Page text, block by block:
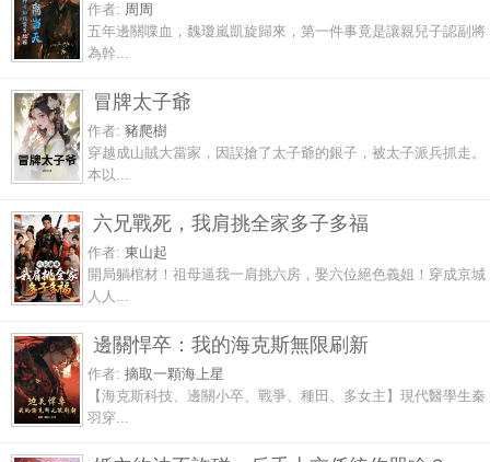
作者: 周周
五年邊關喋血，魏瓊嵐凱旋歸來，第一件事竟是讓親兒子認副將
為幹...
冒牌太子爺
作者: 豬爬樹
穿越成山賊大當家，因誤搶了太子爺的銀子，被太子派兵抓走。
本以...
六兄戰死，我肩挑全家多子多福
作者: 東山起
開局躺棺材！祖母逼我一肩挑六房，娶六位絕色義姐！穿成京城
人人...
邊關悍卒：我的海克斯無限刷新
作者: 摘取一顆海上星
【海克斯科技、邊關小卒、戰爭、種田、多女主】現代醫學生秦
羽穿...